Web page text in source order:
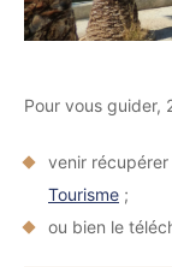
Pour vous guider,
venir récupérer
Tourisme ;
ou bien le